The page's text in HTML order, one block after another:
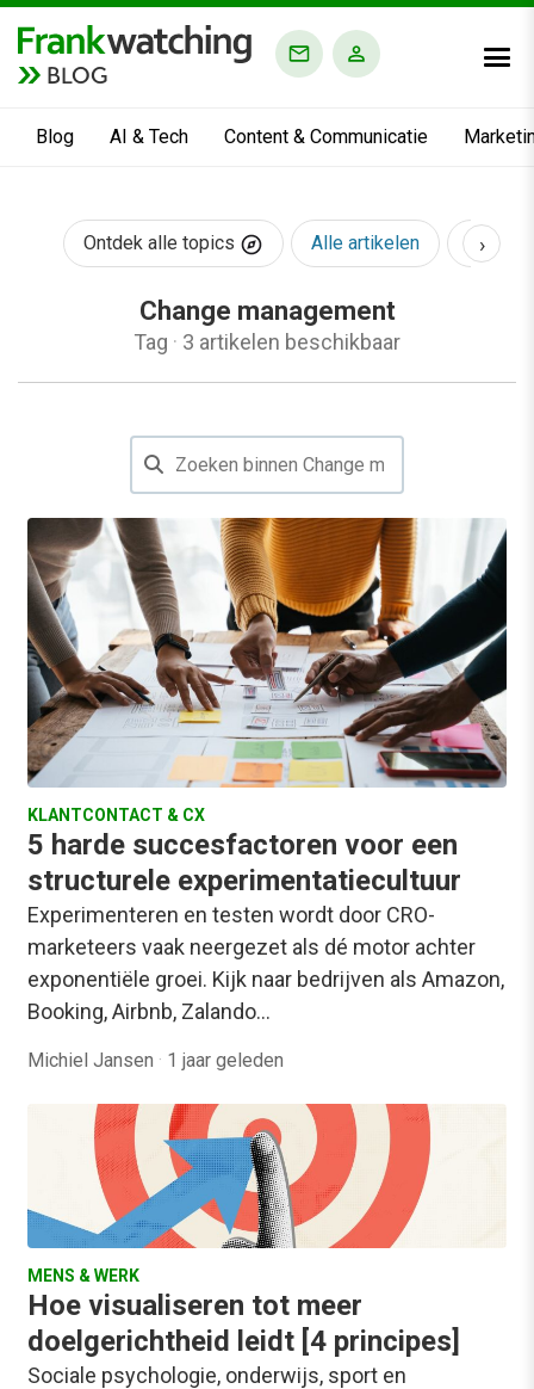
BLOG
Blog AI & Tech Content & Communicatie
Ontdek alle topics Alle artikelen AI &
›
Change management
Tag · 3 artikelen beschikbaar
KLANTCONTACT & CX
5 harde succesfactoren voor een
structurele experimentatiecultuur
Experimenteren en testen wordt door CRO-
marketeers vaak neergezet als dé motor achter
exponentiële groei. Kijk naar bedrijven als Amazon,
Booking, Airbnb, Zalando…
Michiel Jansen · 1 jaar geleden
MENS & WERK
Hoe visualiseren tot meer
doelgerichtheid leidt [4 principes]
Sociale psychologie, onderwijs, sport en